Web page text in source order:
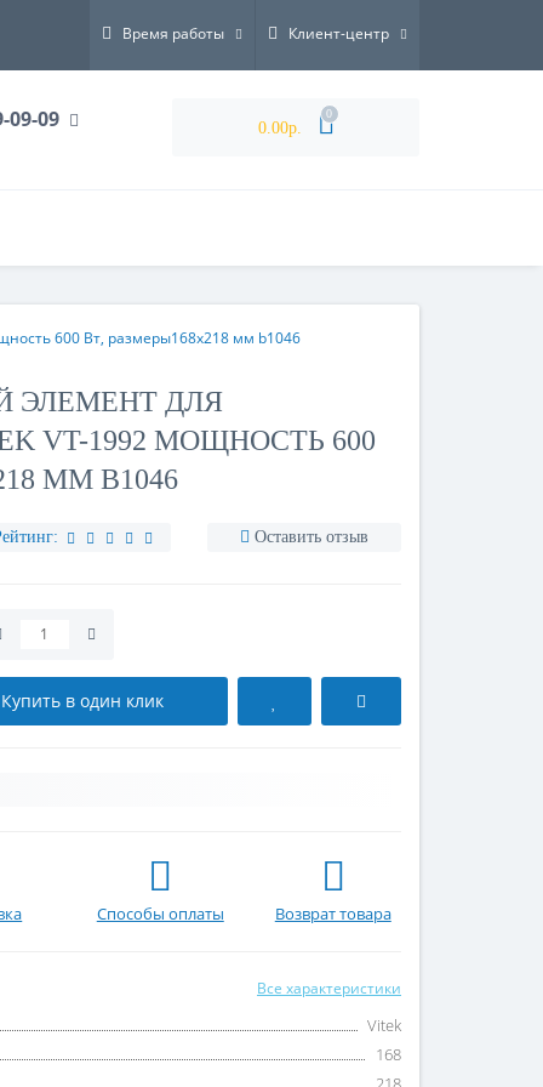
Время работы Клиент-центр
09-09 0.00р.
0
600 Вт, размеры168х218 мм b1046
ЭЛЕМЕНТ ДЛЯ
VT-1992 МОЩНОСТЬ 600
ММ B1046
Оставить отзыв
Купить в один клик
Способы оплаты Возврат товара
Все характеристики
Vitek
168